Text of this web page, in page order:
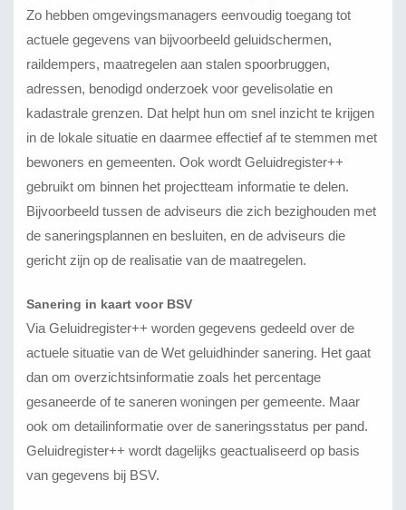
Zo hebben omgevingsmanagers eenvoudig toegang tot
actuele gegevens van bijvoorbeeld geluidschermen,
raildempers, maatregelen aan stalen spoorbruggen,
adressen, benodigd onderzoek voor gevelisolatie en
kadastrale grenzen. Dat helpt hun om snel inzicht te krijgen
in de lokale situatie en daarmee effectief af te stemmen met
bewoners en gemeenten. Ook wordt Geluidregister++
gebruikt om binnen het projectteam informatie te delen.
Bijvoorbeeld tussen de adviseurs die zich bezighouden met
de saneringsplannen en besluiten, en de adviseurs die
gericht zijn op de realisatie van de maatregelen.
Sanering in kaart voor BSV
Via Geluidregister++ worden gegevens gedeeld over de
actuele situatie van de Wet geluidhinder sanering. Het gaat
dan om overzichtsinformatie zoals het percentage
gesaneerde of te saneren woningen per gemeente. Maar
ook om detailinformatie over de saneringsstatus per pand.
Geluidregister++ wordt dagelijks geactualiseerd op basis
van gegevens bij BSV.